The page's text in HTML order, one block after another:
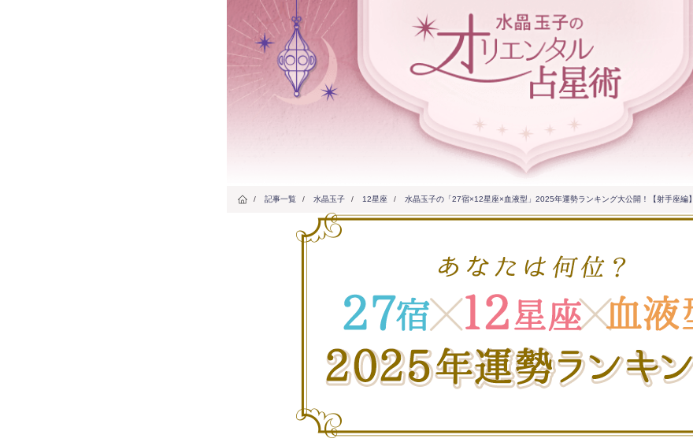
/ 記事一覧 / 水晶玉子 / 12星座 / 水晶玉子の「27宿×12星座×血液型」2025年運勢ランキング大公開！【射手座編】